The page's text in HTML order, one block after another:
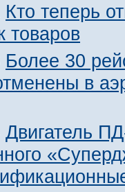
Кто теперь
товаров
Более 30
в
Двигатель